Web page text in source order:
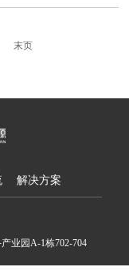
末页
解决方案
业园A-1栋702-704